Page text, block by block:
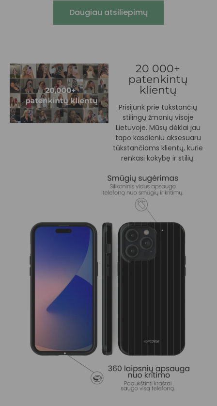
Daugiau atsiliepimų
20 000+
patenkintų
klientų
Prisijunk prie tūkstančių
stilingų žmonių visoje
Lietuvoje. Mūsų dėklai jau
tapo kasdieniu aksesuaru
tūkstančiams klientų, kurie
renkasi kokybę ir stilių.